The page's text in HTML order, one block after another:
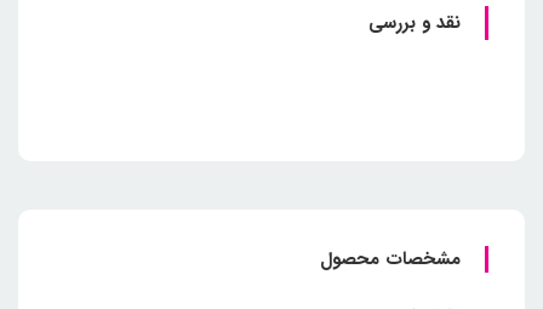
نقد و بررسی
مشخصات محصول